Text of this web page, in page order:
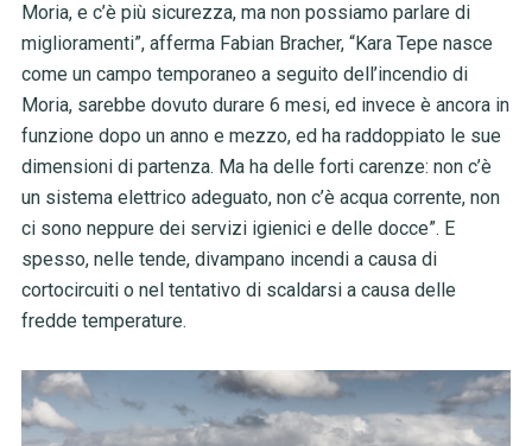
Moria, e c’è più sicurezza, ma non possiamo parlare di
miglioramenti”, afferma Fabian Bracher, “Kara Tepe nasce
come un campo temporaneo a seguito dell’incendio di
Moria, sarebbe dovuto durare 6 mesi, ed invece è ancora in
funzione dopo un anno e mezzo, ed ha raddoppiato le sue
dimensioni di partenza. Ma ha delle forti carenze: non c’è
un sistema elettrico adeguato, non c’è acqua corrente, non
ci sono neppure dei servizi igienici e delle docce”. E
spesso, nelle tende, divampano incendi a causa di
cortocircuiti o nel tentativo di scaldarsi a causa delle
fredde temperature.